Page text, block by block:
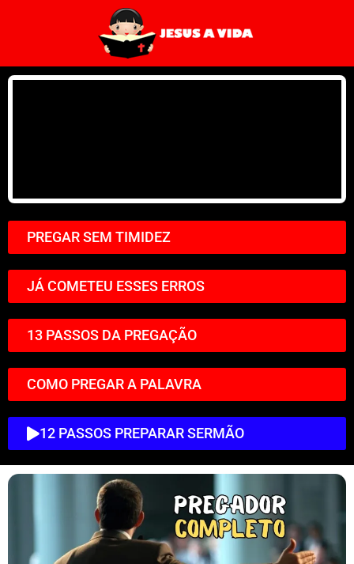
PREGAR SEM TIMIDEZ
JÁ COMETEU ESSES ERROS
13 PASSOS DA PREGAÇÃO
COMO PREGAR A PALAVRA
12 PASSOS PREPARAR SERMÃO